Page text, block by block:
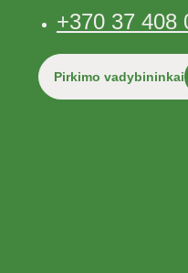
+370 37 408
Pirkimo vadybininkai